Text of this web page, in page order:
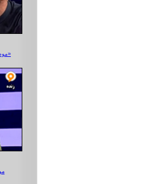
موضوع: ورود سنگ‌نوردی به «المپیک 2020»